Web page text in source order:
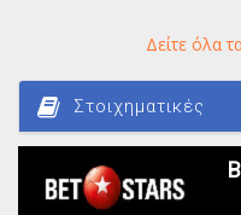
Δείτε όλα
Στοιχηματικές